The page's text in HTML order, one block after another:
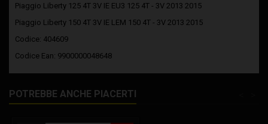
Piaggio Liberty 125 4T 3V IE EU3 125 4T - 3V 2013 2015
Piaggio Liberty 150 4T 3V IE LEM 150 4T - 3V 2013 2015
Codice: 404609
Codice Ean: 9900000048648
POTREBBE ANCHE PIACERTI